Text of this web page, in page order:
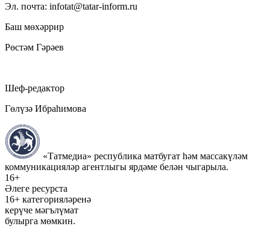
Эл. почта: infotat@tatar-inform.ru
Баш мөхәррир
Рөстәм Гәрәев
Шеф-редактор
Гөлүзә Ибраһимова
«Татмедиа» республика матбугат һәм массакүләм
коммуникацияләр агентлыгы ярдәме белән чыгарыла.
16+
Әлеге ресурста
16+ категорияләренә
керүче мәгълүмат
булырга мөмкин.